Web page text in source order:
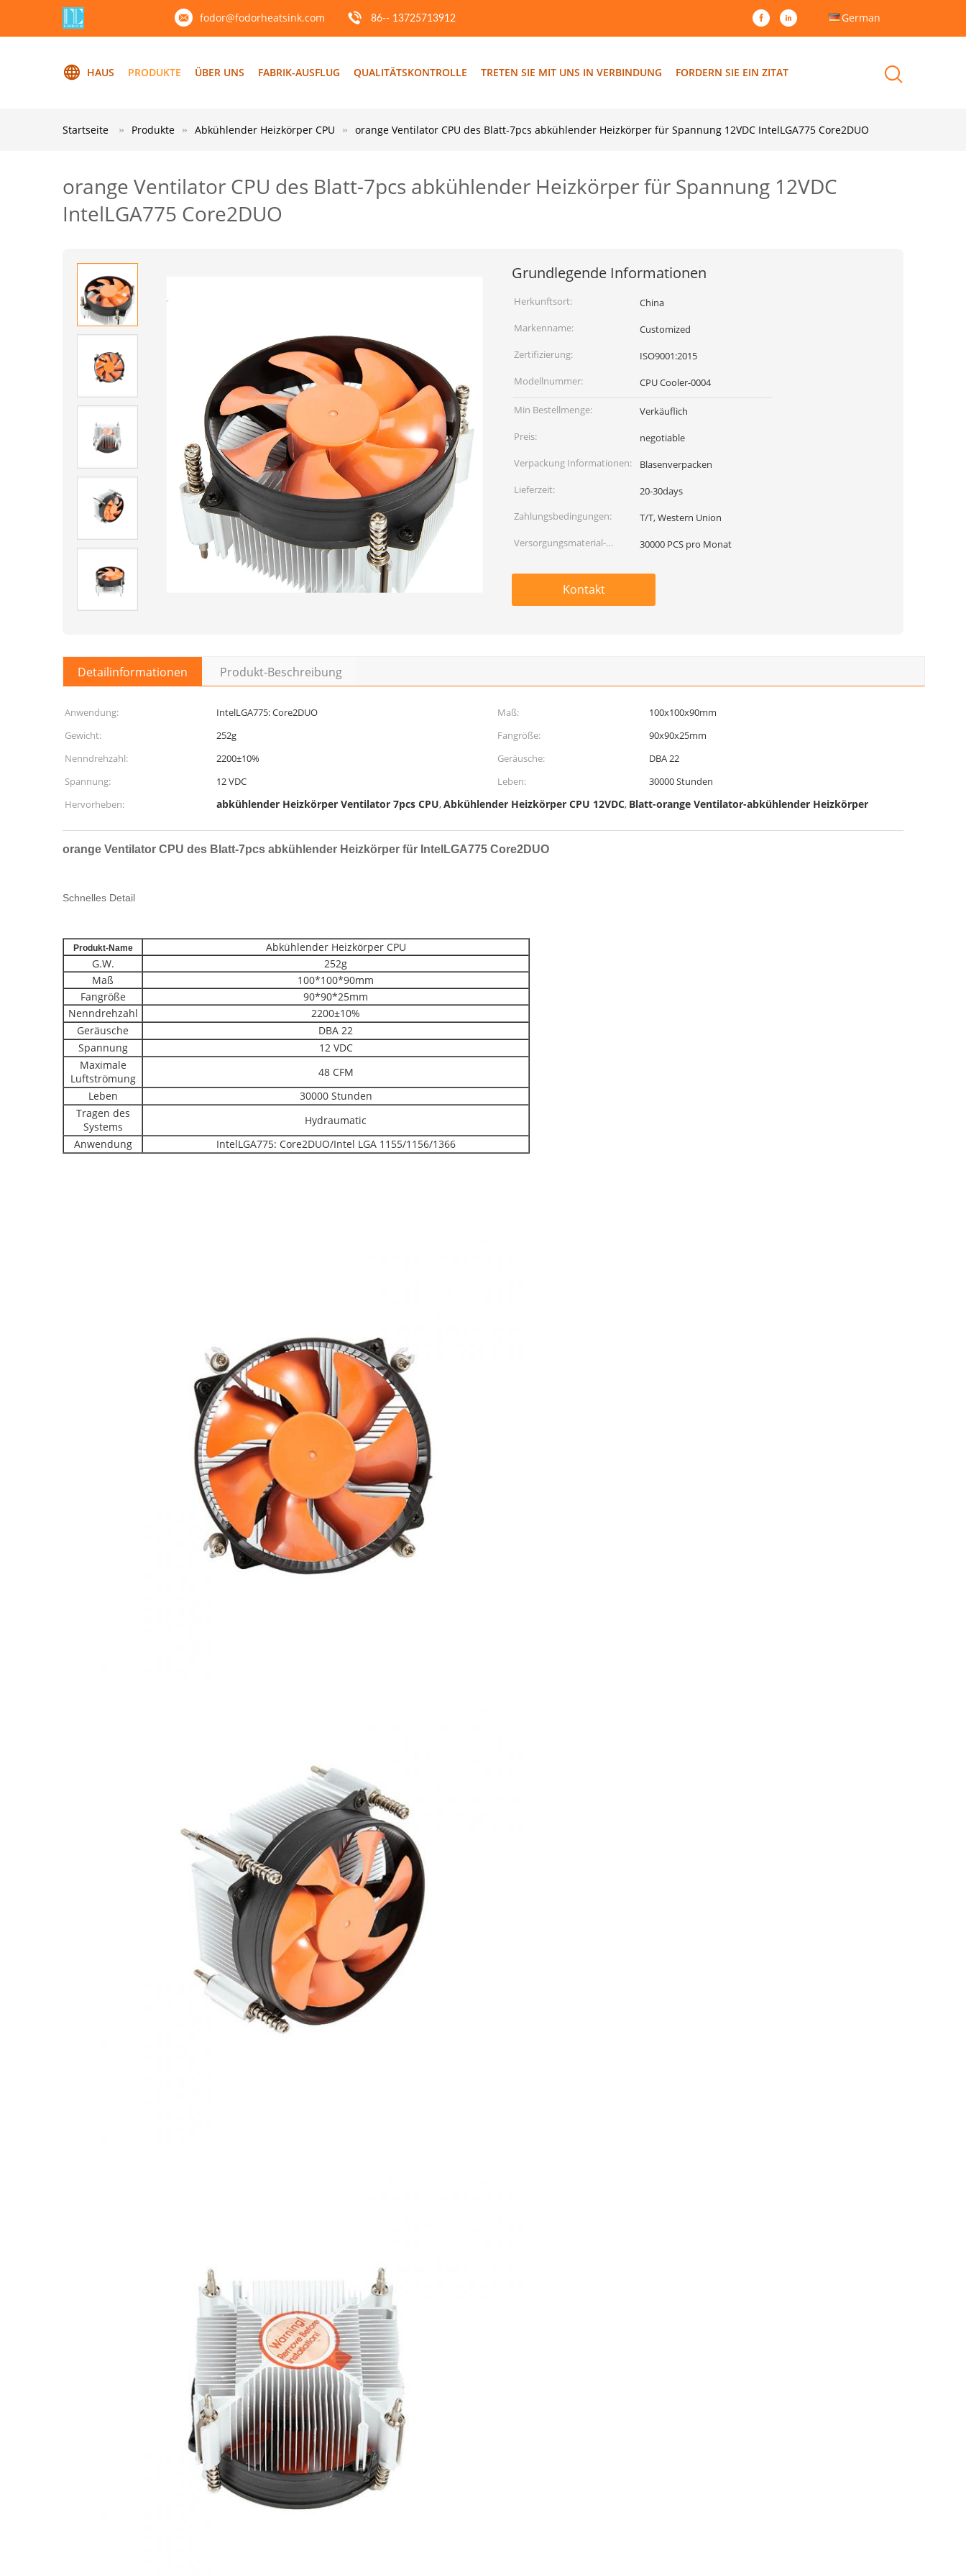
fodor@fodorheatsink.com 86-- 13725713912 German
HAUS PRODUKTE ÜBER UNS FABRIK-AUSFLUG QUALITÄTSKONTROLLE TRETEN SIE MIT UNS IN VERBINDUNG FORDERN SIE EIN ZITAT
Startseite Produkte Abkühlender Heizkörper CPU orange Ventilator CPU des Blatt-7pcs abkühlender Heizkörper für Spannung 12VDC IntelLGA775 Core2DUO
orange Ventilator CPU des Blatt-7pcs abkühlender Heizkörper für Spannung 12VDC
IntelLGA775 Core2DUO
Grundlegende Informationen
Herkunftsort:
China
Markenname:
Customized
Zertifizierung:
ISO9001:2015
Modellnummer:
CPU Cooler-0004
Min Bestellmenge:
Verkäuflich
Preis:
negotiable
Verpackung Informationen:
Blasenverpacken
Lieferzeit:
20-30days
Zahlungsbedingungen:
T/T, Western Union
Versorgungsmaterial-
30000 PCS pro Monat
Kontakt
Detailinformationen Produkt-Beschreibung
Anwendung: IntelLGA775: Core2DUO Maß:
100x100x90mm
Gewicht:
252g Fangröße:
90x90x25mm
Nenndrehzahl:
2200±10% Geräusche:
DBA 22
Spannung:
12 VDC Leben:
30000 Stunden
Hervorheben:
abkühlender Heizkörper Ventilator 7pcs CPU,Abkühlender Heizkörper CPU 12VDC, Blatt-orange Ventilator-abkühlender Heizkörper
orange Ventilator CPU des Blatt-7pcs abkühlender Heizkörper für IntelLGA775 Core2DUO
Schnelles Detail
Produkt-Name
Abkühlender Heizkörper CPU
G.W.
252g
Maß
100*100*90mm
Fangröße
90*90*25mm
Nenndrehzahl
2200±10%
Geräusche
DBA 22
Spannung
12 VDC
Maximale
Luftströmung
48 CFM
Leben
30000 Stunden
Tragen des
Systems
Hydraumatic
Anwendung
IntelLGA775: Core2DUO/Intel LGA 1155/1156/1366